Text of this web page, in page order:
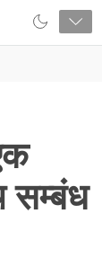
सम्बंध